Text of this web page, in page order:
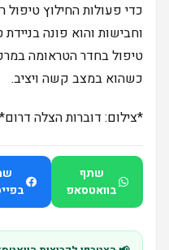
כדי פעולות החילוץ טיפול
וחבישות והוא פונה
טיפול בחדר הטראומה
כשהוא במצב קשה ויציב.
*צילום: דוברות הצלה דרום*
שתף
בוואטסאפ